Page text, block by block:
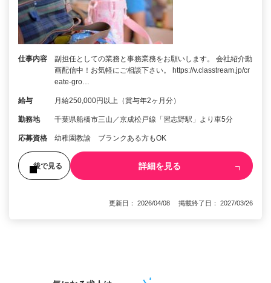
仕事内容
副担任としての業務と事務業務をお願いします。 会社紹介動
画配信中！お気軽にご相談下さい。 https://v.classtream.jp/cr
eate-gro…
給与 月給250,000円以上（賞与年2ヶ月分）
勤務地 千葉県船橋市三山／京成松戸線「習志野駅」より車5分
応募資格 幼稚園教諭 ブランクある方もOK
後で見る 詳細を見る
更新日： 2026/04/08 掲載終了日： 2027/03/26